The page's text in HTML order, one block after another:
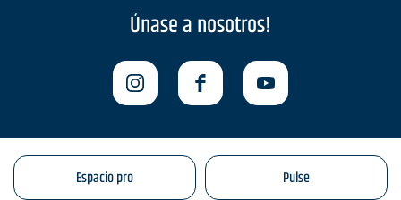
Únase a nosotros!
Espacio pro Pulse